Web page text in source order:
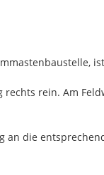
rein. Am
an die